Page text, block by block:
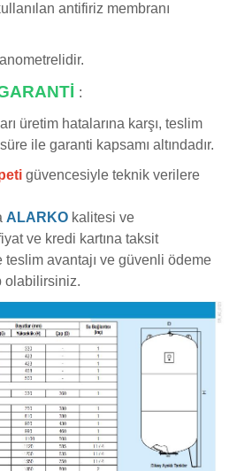
antifiriz membranı
:
üretim hatalarına karşı, teslim
ile garanti kapsamı altındadır.
güvencesiyle teknik verilere
ALARKO kalitesi ve
ve kredi kartına taksit
teslim avantajı ve güvenli ödeme
olabilirsiniz.